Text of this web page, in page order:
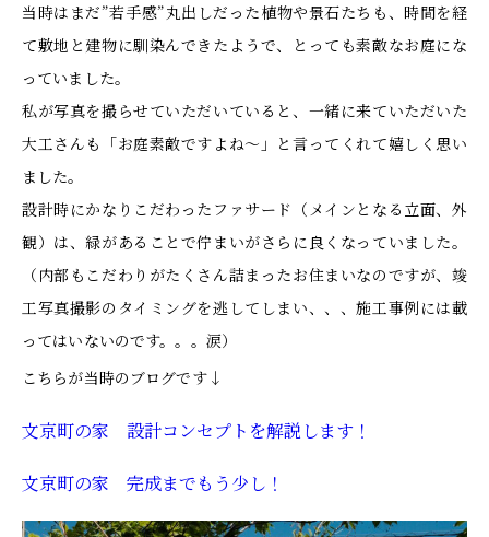
当時はまだ”若手感”丸出しだった植物や景石たちも、時間を経
て敷地と建物に馴染んできたようで、とっても素敵なお庭にな
っていました。
私が写真を撮らせていただいていると、一緒に来ていただいた
大工さんも「お庭素敵ですよね～」と言ってくれて嬉しく思い
ました。
設計時にかなりこだわったファサード（メインとなる立面、外
観）は、緑があることで佇まいがさらに良くなっていました。
（内部もこだわりがたくさん詰まったお住まいなのですが、竣
工写真撮影のタイミングを逃してしまい、、、施工事例には載
ってはいないのです。。。涙）
こちらが当時のブログです↓
文京町の家 設計コンセプトを解説します！
文京町の家 完成までもう少し！